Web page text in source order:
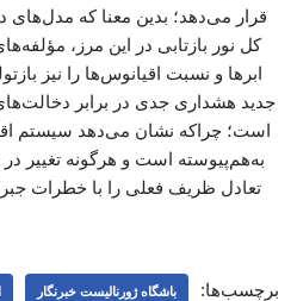
قرار می‌دهد؛ بدین معنا که مدل‌های
کل نور بازتابی در این مرز،
ابرها و نسبت اقیانوس‌ها را نیز
جدید هشداری جدی در برابر
است؛ چراکه نشان می‌دهد سیستم
به‌هم‌پیوسته است و هرگونه تغییر
تعادل ظریف فعلی را با خطرات
برچسب‌ها: باشگاه ژورنالیست خبرنگار